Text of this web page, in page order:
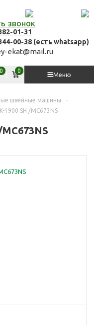
звонок
01-31
00-38 (есть whatsapp)
ekat@mail.ru
Меню
0 Корзина
0
швейные машины
-
1900 SH /MC673NS